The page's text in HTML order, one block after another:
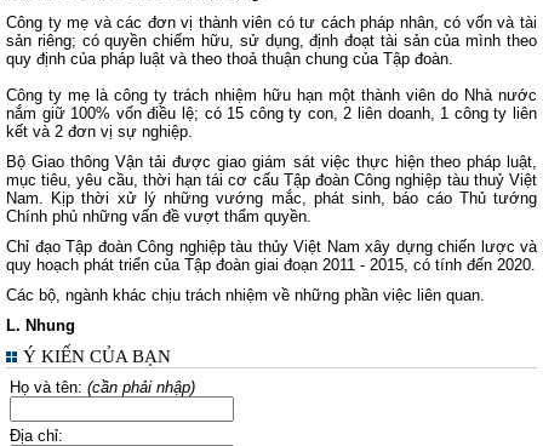
Công ty mẹ và các đơn vị thành viên có tư cách pháp nhân, có vốn và tài
sản riêng; có quyền chiếm hữu, sử dụng, định đoạt tài sản của mình theo
quy định của pháp luật và theo thoả thuận chung của Tập đoàn.
Công ty mẹ là công ty trách nhiệm hữu hạn một thành viên do Nhà nước
nắm giữ 100% vốn điều lệ; có 15 công ty con, 2 liên doanh, 1 công ty liên
kết và 2 đơn vị sự nghiệp.
Bộ Giao thông Vận tải được giao giám sát việc thực hiện theo pháp luật,
mục tiêu, yêu cầu, thời hạn tái cơ cấu Tập đoàn Công nghiệp tàu thuỷ Việt
Nam. Kịp thời xử lý những vướng mắc, phát sinh, báo cáo Thủ tướng
Chính phủ những vấn đề vượt thẩm quyền.
Chỉ đạo Tập đoàn Công nghiệp tàu thủy Việt Nam xây dựng chiến lược và
quy hoạch phát triển của Tập đoàn giai đoạn 2011 - 2015, có tính đến 2020.
Các bộ, ngành khác chịu trách nhiệm về những phần việc liên quan.
L. Nhung
Ý KIẾN CỦA BẠN
Họ và tên: (cần phải nhập)
Địa chỉ: